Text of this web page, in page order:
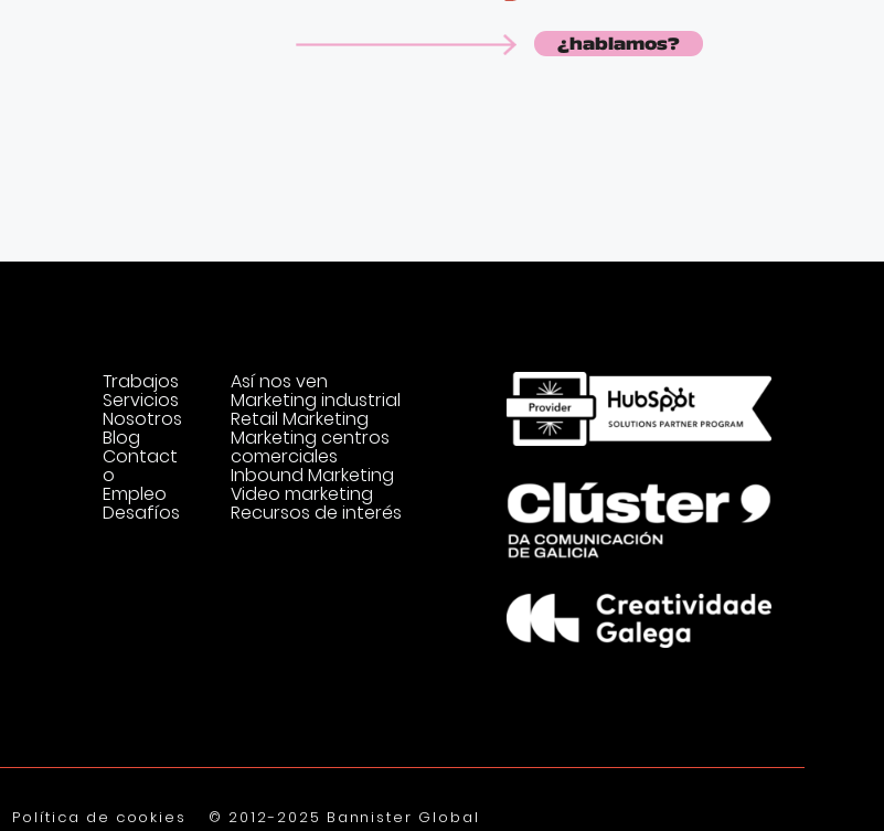
¿hablamos?
Trabajos
Servicios
Nosotros
Blog
Contact
o
Empleo
Desafíos
Así nos ven
Marketing industrial
Retail Marketing
Marketing centros
comerciales
Inbound Marketing
Video marketing
Recursos de interés
Política de cookies © 2012-2025 Bannister Global